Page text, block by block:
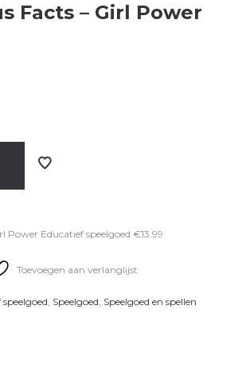
Facts – Girl Power
Power Educatief speelgoed €13.99
Toevoegen aan verlanglijst
, Speelgoed, Speelgoed en spellen